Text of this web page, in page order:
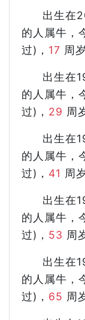
出生在
的人属牛，
过)， 17 周
出生在
的人属牛，
过)， 29 周
出生在
的人属牛，
过)， 41 周
出生在
的人属牛，
过)， 53 周
出生在
的人属牛，
过)， 65 周